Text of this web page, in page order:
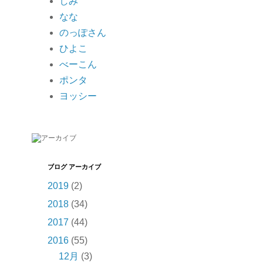
なな
のっぽさん
ひよこ
べーこん
ポンタ
ヨッシー
ブログ アーカイブ
2019 (2)
2018 (34)
2017 (44)
2016 (55)
12月 (3)